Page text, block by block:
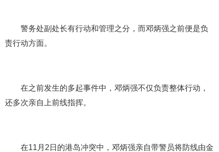
警务处副处长有行动和管理之分，而邓炳强之前便是负
责行动方面。
在之前发生的多起事件中，邓炳强不仅负责整体行动，
还多次亲自上前线指挥。
在11月2日的港岛冲突中，邓炳强亲自带警员将防线由金